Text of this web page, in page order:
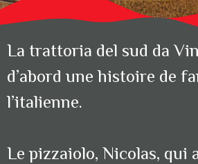
La trattoria del sud da
d’abord une histoire de
l’italienne.
Le pizzaiolo, Nicolas, qui